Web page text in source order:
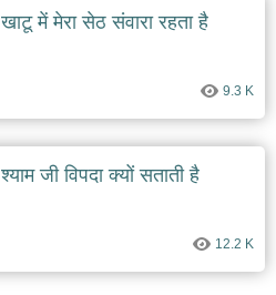
खाटू में मेरा सेठ संवारा रहता है
9.3 K
श्याम जी विपदा क्यों सताती है
12.2 K